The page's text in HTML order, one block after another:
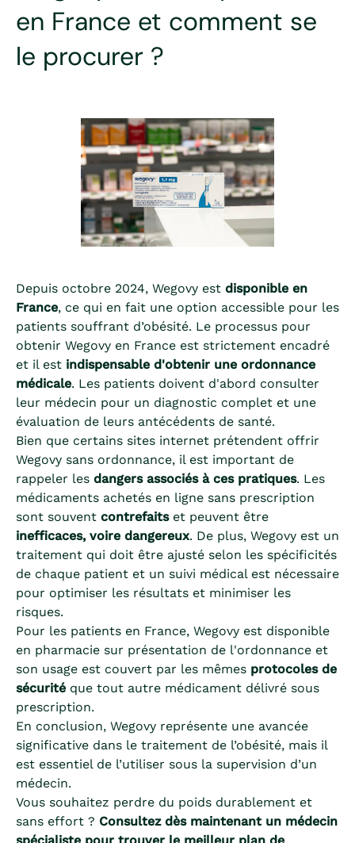
en France et comment se
le procurer ?
Depuis octobre 2024, Wegovy est disponible en
France, ce qui en fait une option accessible pour les
patients souffrant d’obésité. Le processus pour
obtenir Wegovy en France est strictement encadré
et il est indispensable d'obtenir une ordonnance
médicale. Les patients doivent d'abord consulter
leur médecin pour un diagnostic complet et une
évaluation de leurs antécédents de santé.
Bien que certains sites internet prétendent offrir
Wegovy sans ordonnance, il est important de
rappeler les dangers associés à ces pratiques. Les
médicaments achetés en ligne sans prescription
sont souvent contrefaitset peuvent être
inefficaces, voire dangereux. De plus, Wegovy est un
traitement qui doit être ajusté selon les spécificités
de chaque patient et un suivi médical est nécessaire
pour optimiser les résultats et minimiser les
risques.
Pour les patients en France, Wegovy est disponible
en pharmacie sur présentation de l'ordonnance et
son usage est couvert par les mêmes protocoles de
sécurité que tout autre médicament délivré sous
prescription.
En conclusion, Wegovy représente une avancée
significative dans le traitement de l’obésité, mais il
est essentiel de l’utiliser sous la supervision d’un
médecin.
Vous souhaitez perdre du poids durablement et
sans effort ? Consultez dès maintenant un médecin
spécialiste pour trouver le meilleur plan de